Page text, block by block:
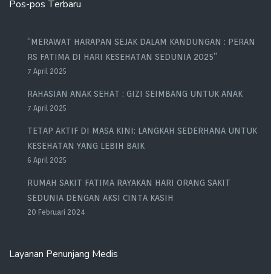
Pos-pos Terbaru
“MERAWAT HARAPAN SEJAK DALAM KANDUNGAN : PERAN
RS FATIMA DI HARI KESEHATAN SEDUNIA 2025”
7 April 2025
RAHASIAN ANAK SEHAT : GIZI SEIMBANG UNTUK ANAK
7 April 2025
TETAP AKTIF DI MASA KINI: LANGKAH SEDERHANA UNTUK
KESEHATAN YANG LEBIH BAIK
6 April 2025
RUMAH SAKIT FATIMA RAYAKAN HARI ORANG SAKIT
SEDUNIA DENGAN AKSI CINTA KASIH
20 Februari 2024
Layanan Penunjang Medis